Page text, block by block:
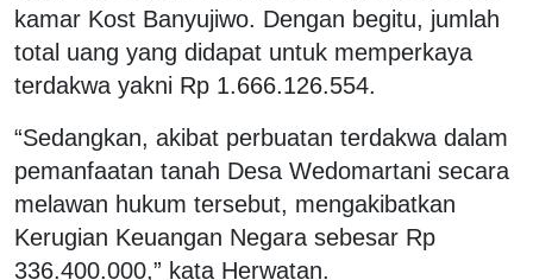
kamar Kost Banyujiwo. Dengan begitu, jumlah
total uang yang didapat untuk memperkaya
terdakwa yakni Rp 1.666.126.554.
“Sedangkan, akibat perbuatan terdakwa dalam
pemanfaatan tanah Desa Wedomartani secara
melawan hukum tersebut, mengakibatkan
Kerugian Keuangan Negara sebesar Rp
336.400.000,” kata Herwatan.